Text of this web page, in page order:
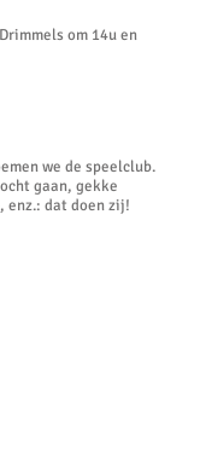
om 14u en
we de speelclub.
gaan, gekke
enz.: dat doen zij!